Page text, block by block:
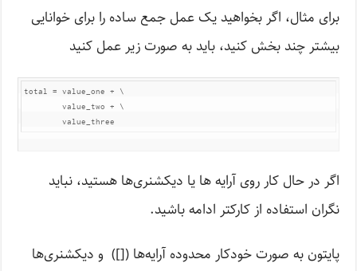
برای مثال، اگر بخواهید یک عمل جمع ساده را برای خوانایی
بیشتر چند بخش کنید، باید به صورت زیر عمل کنید
total = value_one + \
        value_two + \
        value_three
اگر در حال کار روی آرایه ها یا دیکشنری‌ها هستید، نباید
نگران استفاده از کارکتر ادامه باشید.
پایتون به صورت خودکار محدوده آرایه‌ها ([]) و دیکشنری‌ها